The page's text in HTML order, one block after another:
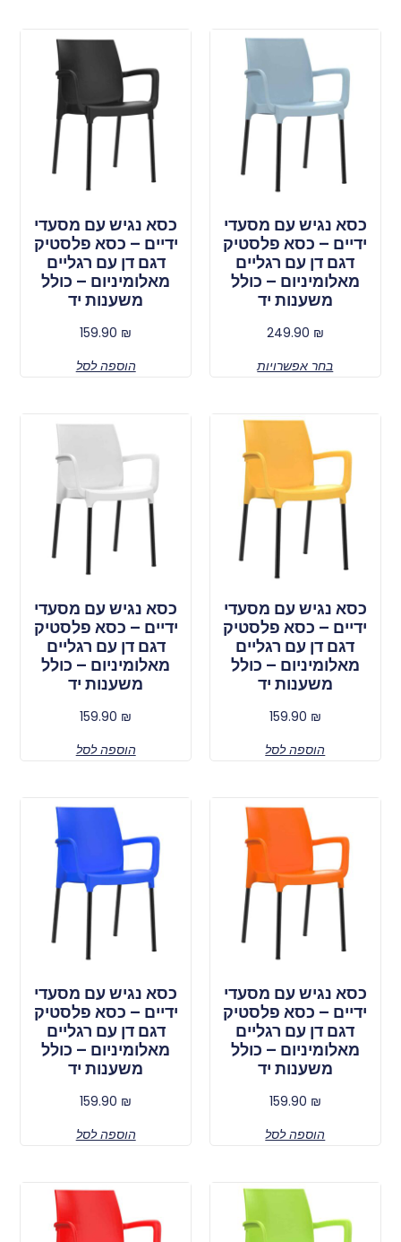
כסא נגיש עם מסעדי
ידיים – כסא פלסטיק
דגם דן עם רגליים
מאלומיניום – כולל
משענות יד
249.90 ₪
בחר אפשרויות
כסא נגיש עם מסעדי
ידיים – כסא פלסטיק
דגם דן עם רגליים
מאלומיניום – כולל
משענות יד
159.90 ₪
הוספה לסל
כסא נגיש עם מסעדי
ידיים – כסא פלסטיק
דגם דן עם רגליים
מאלומיניום – כולל
משענות יד
159.90 ₪
הוספה לסל
כסא נגיש עם מסעדי
ידיים – כסא פלסטיק
דגם דן עם רגליים
מאלומיניום – כולל
משענות יד
159.90 ₪
הוספה לסל
כסא נגיש עם מסעדי
ידיים – כסא פלסטיק
דגם דן עם רגליים
מאלומיניום – כולל
משענות יד
159.90 ₪
הוספה לסל
כסא נגיש עם מסעדי
ידיים – כסא פלסטיק
דגם דן עם רגליים
מאלומיניום – כולל
משענות יד
159.90 ₪
הוספה לסל